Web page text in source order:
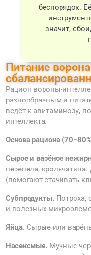
беспорядок.
значит,
Питание
Рацион вороны-
разнообразным и
ведёт к авитаминозу,
интеллекта.
Основа рациона
Сырое и варёное
перепела,
(помогают стачивать
Субпродукты. Потроха,
и полезных
Яйца. Сырые или
Насекомые. Мучные